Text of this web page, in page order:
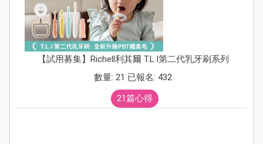
【試用募集】Richell利其爾 T.L.I第二代乳牙刷系列
數量: 21 已報名: 432
21篇心得